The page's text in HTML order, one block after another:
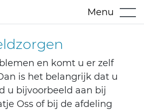
Menu
en komt u er zelf
is het belangrijk dat u
u bijvoorbeeld aan bij
Oss of bij de afdeling